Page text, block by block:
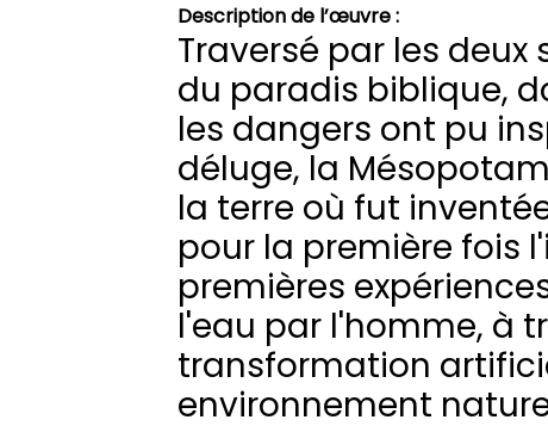
Description de l’œuvre :
Traversé par les
du paradis biblique,
les dangers ont pu
déluge, la
la terre où fut
pour la première fois
premières
l'eau par l'homme, à
transformation
environnement